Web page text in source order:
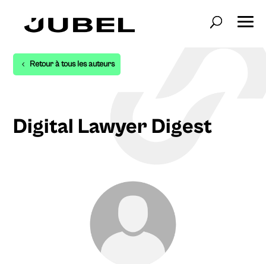
Retour à tous les auteurs
Digital Lawyer Digest